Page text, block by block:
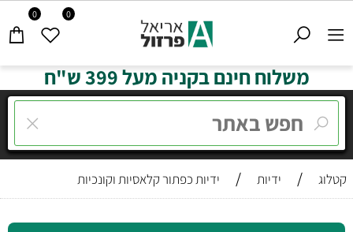
0 0
משלוח חינם בקניה מעל 399 ש"ח
קטלוג / ידיות / ידיות כפתור קלאסיות וקונכיות